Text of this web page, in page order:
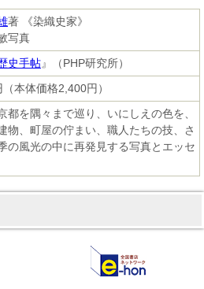
著 《染織史家》
写真
史手帖』（PHP研究所）
本体価格2,400円）
都を隅々まで巡り、いにしえの色を、
物、町屋の佇まい、職人たちの技、さ
の風光の中に再発見する写真とエッセ